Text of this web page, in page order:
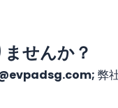
せんか？
弊